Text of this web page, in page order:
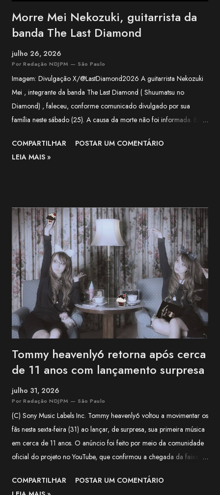
Morre Mei Nekozuki, guitarrista da
banda The Last Diamond
julho 26, 2026
Por Redação NDJPM — São Paulo
Imagem: Divulgação X/@LastDiamond2026 A guitarrista Nekozuki
Mei , integrante da banda The Last Diamond ( Shuumatsu no
Diamond) , faleceu, conforme comunicado divulgado por sua
família neste sábado (25). A causa da morte não foi informada. Em
sua trajetória e lamentou a forma repentina como a notícia foi
comunicada. O funeral será realizado apenas com a presença de
Across the World. pic.twitter.com/3VWEpd2juI — 終末のダイヤモ
ンド (@LastDiamond2026) July 6, 2026 Nekozuki Mei era ex-
farmacêutica e construiu sua carreira como guitarrista, participando
como musicista de apoio em projetos da franquia BanG Dream! ,
série multimídia que reúne anime, jogos e bandas, além de atuar na
1MYB , banda oficial da franquia Kantai Collection (KanCo...
COMPARTILHAR
POSTAR UM COMENTÁRIO
LEIA MAIS »
Tommy heavenly6 retorna após cerca
de 11 anos com lançamento surpresa
julho 31, 2026
Por Redação NDJPM — São Paulo
(C) Sony Music Labels Inc. Tommy heavenly6 voltou a movimentar os
fãs nesta sexta-feira (31) ao lançar, de surpresa, sua primeira música
em cerca de 11 anos. O anúncio foi feito por meio da comunidade
oficial do projeto no YouTube, que confirmou a chegada da faixa às
para quem aguardava novidades da artista há mais de uma década.
COMPARTILHAR
POSTAR UM COMENTÁRIO